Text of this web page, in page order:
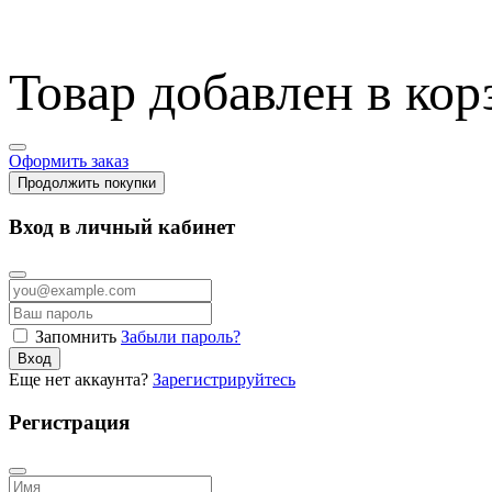
Товар добавлен в
Оформить заказ
Продолжить покупки
Вход в личный кабинет
Запомнить Забыли пароль?
Вход
Еще нет аккаунта? Зарегистрируйтесь
Регистрация